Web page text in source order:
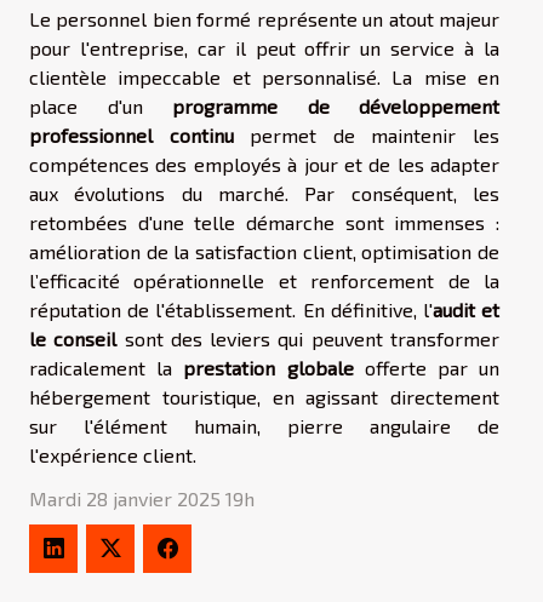
Le personnel bien formé représente un atout majeur
pour l'entreprise, car il peut offrir un service à la
clientèle impeccable et personnalisé. La mise en
place d'un programme de développement
professionnel continupermet de maintenir les
compétences des employés à jour et de les adapter
aux évolutions du marché. Par conséquent, les
retombées d'une telle démarche sont immenses :
amélioration de la satisfaction client, optimisation de
l’efficacité opérationnelle et renforcement de la
réputation de l'établissement. En définitive, l'audit et
le conseil sont des leviers qui peuvent transformer
radicalement la prestation globaleofferte par un
hébergement touristique, en agissant directement
sur l'élément humain, pierre angulaire de
l'expérience client.
Mardi 28 janvier 2025 19h